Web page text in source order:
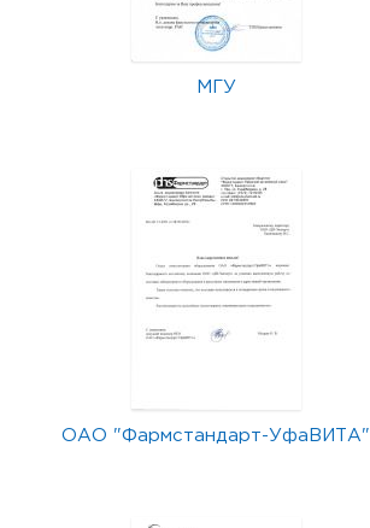
МГУ
ОАО "Фармстандарт-УфаВИТА"